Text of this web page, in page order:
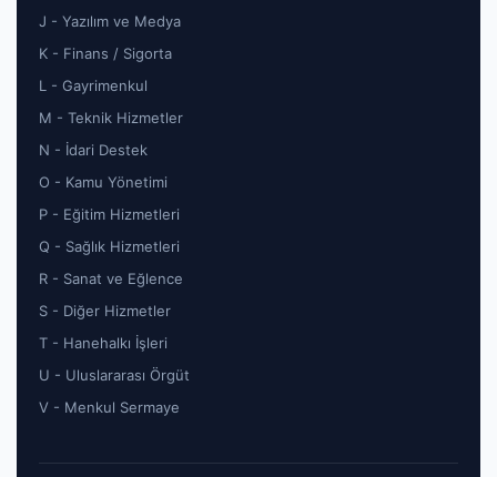
J - Yazılım ve Medya
K - Finans / Sigorta
L - Gayrimenkul
M - Teknik Hizmetler
N - İdari Destek
O - Kamu Yönetimi
P - Eğitim Hizmetleri
Q - Sağlık Hizmetleri
R - Sanat ve Eğlence
S - Diğer Hizmetler
T - Hanehalkı İşleri
U - Uluslararası Örgüt
V - Menkul Sermaye